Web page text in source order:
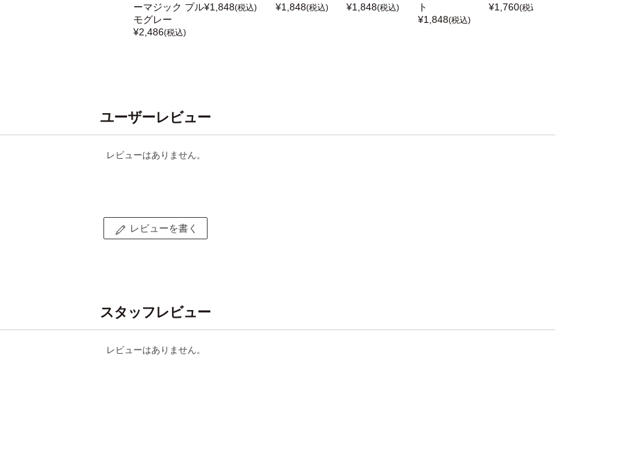
ーマジック プル
モグレー
¥2,486(税込)
¥1,848(税込)
¥1,848(税込)
¥1,848(税込)
ト
¥1,848(税込)
¥1,760(税込)
ユーザーレビュー
レビューはありません。
レビューを書く
スタッフレビュー
レビューはありません。